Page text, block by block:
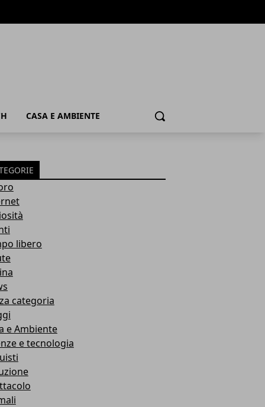
CASA E AMBIENTE Cerca
libero
categoria
e Ambiente
e tecnologia